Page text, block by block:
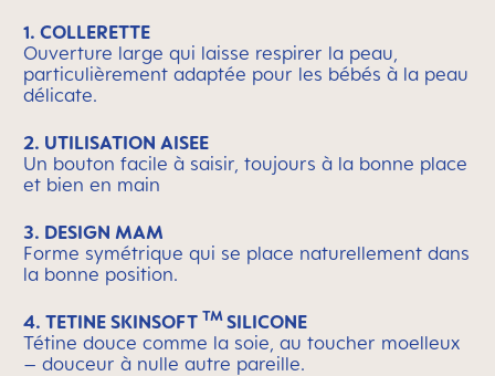
1. COLLERETTE
Ouverture large qui laisse respirer la peau,
particulièrement adaptée pour les bébés à la peau
délicate.
2. UTILISATION AISEE
Un bouton facile à saisir, toujours à la bonne place
et bien en main
3. DESIGN MAM
Forme symétrique qui se place naturellement dans
la bonne position.
4. TETINE SKINSOFT TM SILICONE
Tétine douce comme la soie, au toucher moelleux
– douceur à nulle autre pareille.